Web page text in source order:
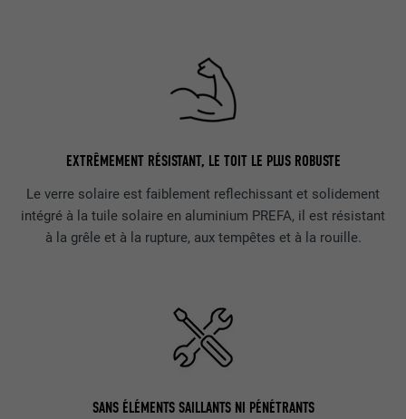
EXTRÊMEMENT RÉSISTANT, LE TOIT LE PLUS ROBUSTE
Le verre solaire est faiblement reflechissant et solidement
intégré à la tuile solaire en aluminium PREFA, il est résistant
à la grêle et à la rupture, aux tempêtes et à la rouille.
SANS ÉLÉMENTS SAILLANTS NI PÉNÉTRANTS